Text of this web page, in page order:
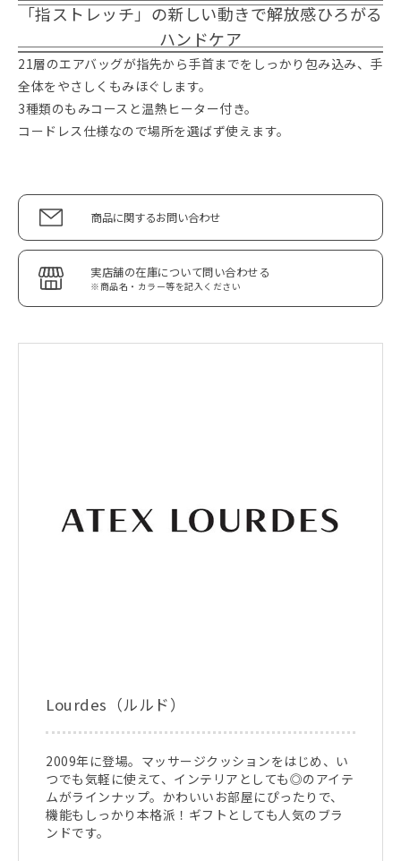
「指ストレッチ」の新しい動きで解放感ひろがる
ハンドケア
21層のエアバッグが指先から手首までをしっかり包み込み、手
全体をやさしくもみほぐします。
3種類のもみコースと温熱ヒーター付き。
コードレス仕様なので場所を選ばず使えます。
商品に関するお問い合わせ
実店舗の在庫について問い合わせる
※商品名・カラー等を記入ください
Lourdes（ルルド）
2009年に登場。マッサージクッションをはじめ、い
つでも気軽に使えて、インテリアとしても◎のアイテ
ムがラインナップ。かわいいお部屋にぴったりで、
機能もしっかり本格派！ギフトとしても人気のブラ
ンドです。